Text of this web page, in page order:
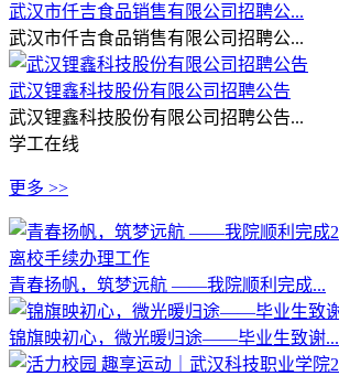
武汉市仟吉食品销售有限公司招聘公...
武汉市仟吉食品销售有限公司招聘公...
武汉锂鑫科技股份有限公司招聘公告
武汉锂鑫科技股份有限公司招聘公告...
学工在线
更多 >>
青春扬帆，筑梦远航 ——我院顺利完成...
锦旗映初心，微光暖归途——毕业生致谢...